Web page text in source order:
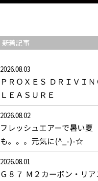
新着記事
2026.08.03
ＰＲＯＸＥＳ ＤＲＩＶＩＮ
ＬＥＡＳＵＲＥ
2026.08.02
フレッシュエアーで暑い夏
も。。。元気に(^_-)-☆
2026.08.01
Ｇ８７ Ｍ２カーボン・リア